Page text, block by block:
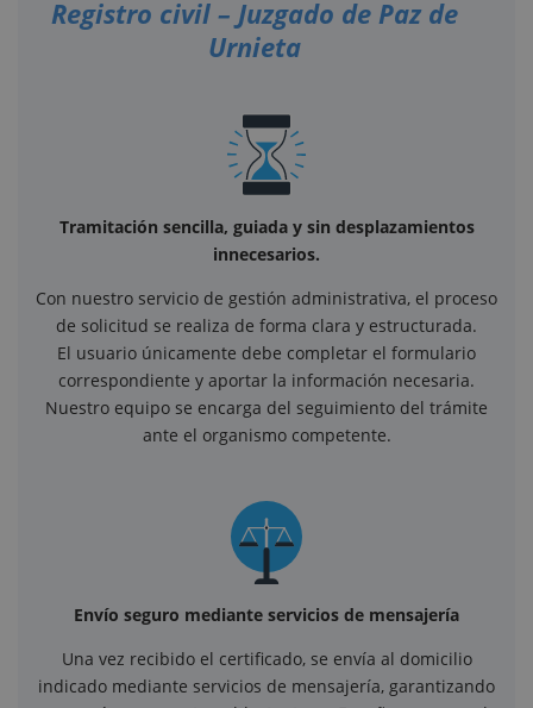
Registro civil – Juzgado de Paz de
Urnieta
Tramitación sencilla, guiada y sin desplazamientos
innecesarios.
Con nuestro servicio de gestión administrativa, el proceso
de solicitud se realiza de forma clara y estructurada.
El usuario únicamente debe completar el formulario
correspondiente y aportar la información necesaria.
Nuestro equipo se encarga del seguimiento del trámite
ante el organismo competente.
Envío seguro mediante servicios de mensajería
Una vez recibido el certificado, se envía al domicilio
indicado mediante servicios de mensajería, garantizando